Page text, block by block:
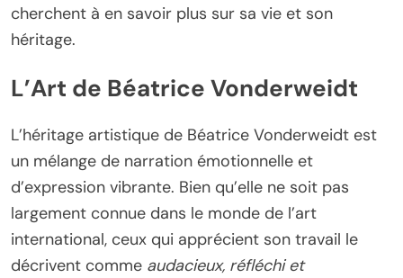
cherchent à en savoir plus sur sa vie et son
héritage.
L’Art de Béatrice Vonderweidt
L’héritage artistique de Béatrice Vonderweidt est
un mélange de narration émotionnelle et
d’expression vibrante. Bien qu’elle ne soit pas
largement connue dans le monde de l’art
international, ceux qui apprécient son travail le
décrivent comme audacieux, réfléchi et